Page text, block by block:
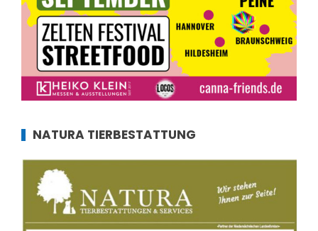
NATURA TIERBESTATTUNG